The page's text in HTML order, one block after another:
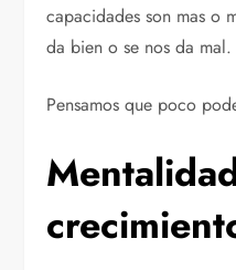
capacidades son mas o
da bien o se nos da mal.
Pensamos que poco